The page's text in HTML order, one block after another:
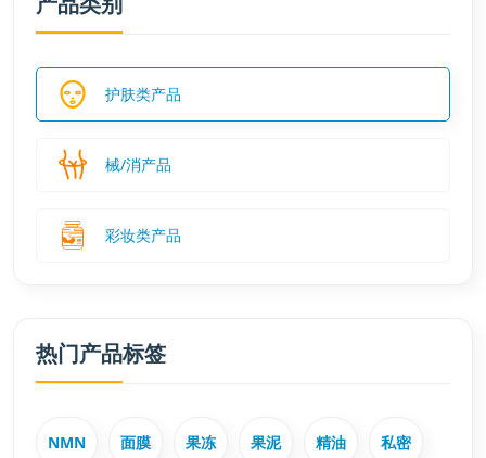
护肤类产品
械/消产品
彩妆类产品
热门产品标签
NMN 面膜 果冻 果泥 精油 私密